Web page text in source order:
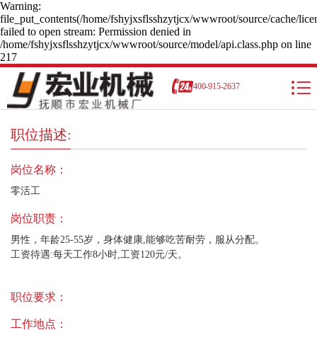
Warning:
file_put_contents(/home/fshyjxsflsshzytjcx/wwwroot/source/cache/
failed to open stream: Permission denied in
/home/fshyjxsflsshzytjcx/wwwroot/source/model/api.class.php on line
217
400-915-2637
职位描述:
岗位名称：
零活工
岗位职责：
男性，年龄25-55岁，身体健康,能够吃苦耐劳，服从分配。
工资待遇:每天工作8小时,工资120元/天。
职位要求：
工作地点：